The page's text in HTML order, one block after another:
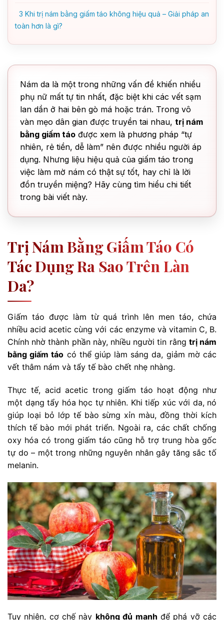
3 Khi trị nám bằng giấm táo không hiệu quả – Giải pháp an
toàn hơn là gì?
Nám da là một trong những vấn đề khiến nhiều
phụ nữ mất tự tin nhất, đặc biệt khi các vết sạm
lan dần ở hai bên gò má hoặc trán. Trong vô
vàn mẹo dân gian được truyền tai nhau, trị nám
bằng giấm táo được xem là phương pháp “tự
nhiên, rẻ tiền, dễ làm” nên được nhiều người áp
dụng. Nhưng liệu hiệu quả của giấm táo trong
việc làm mờ nám có thật sự tốt, hay chỉ là lời
đồn truyền miệng? Hãy cùng tìm hiểu chi tiết
trong bài viết này.
Trị Nám Bằng Giấm Táo Có
Tác Dụng Ra Sao Trên Làn
Da?
Giấm táo được làm từ quá trình lên men táo, chứa
nhiều acid acetic cùng với các enzyme và vitamin C, B.
Chính nhờ thành phần này, nhiều người tin rằng trị nám
bằng giấm táo có thể giúp làm sáng da, giảm mờ các
vết thâm nám và tẩy tế bào chết nhẹ nhàng.
Thực tế, acid acetic trong giấm táo hoạt động như
một dạng tẩy hóa học tự nhiên. Khi tiếp xúc với da, nó
giúp loại bỏ lớp tế bào sừng xỉn màu, đồng thời kích
thích tế bào mới phát triển. Ngoài ra, các chất chống
oxy hóa có trong giấm táo cũng hỗ trợ trung hòa gốc
tự do – một trong những nguyên nhân gây tăng sắc tố
melanin.
Tuy nhiên, cơ chế này không đủ mạnh để phá vỡ các